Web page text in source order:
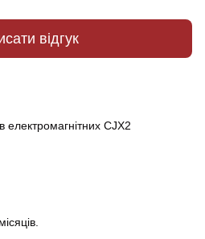
відгук
електромагнітних CJX2